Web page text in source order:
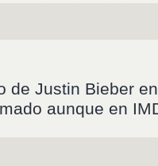
de Justin Bieber
aunque en